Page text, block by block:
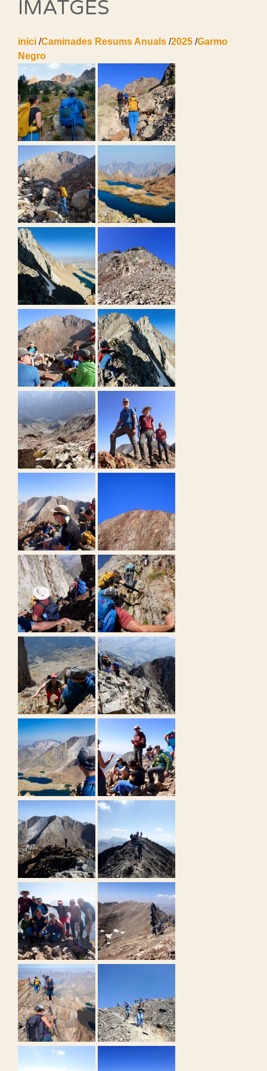
IMATGES
inici /Caminades Resums Anuals /2025 /Garmo
Negro